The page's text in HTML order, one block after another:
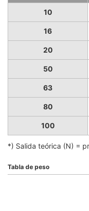
10
16
20
50
63
80
100
*) Salida teórica (N) =
Tabla de peso